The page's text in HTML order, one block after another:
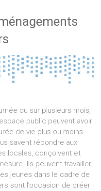
ou sur plusieurs mois,
public peuvent avoir
de vie plus ou moins
savent répondre aux
locales, conçoivent et
Ils peuvent travailler
jeunes dans le cadre de
sont l’occasion de créer